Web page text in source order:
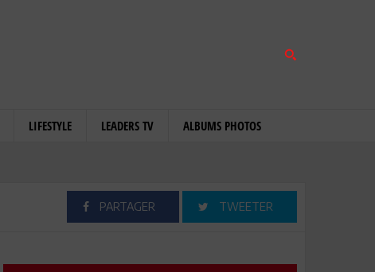
LIFESTYLE LEADERS TV ALBUMS PHOTOS
PARTAGER TWEETER